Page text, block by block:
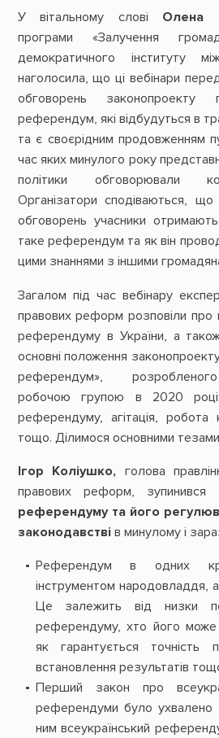
У вітальному слові Олена
програми «Залучення
демократичного інституту
наголосила, що ці вебінари
обговорень законопроекту
референдум, які відбудуться в
та є своєрідним продовженням
час яких минулого року
політики обговорювали
Організатори сподіваються,
обговорень учасники
таке референдум та як він
цими знаннями з іншими
Загалом під час вебінару
правових реформ розповіли про
референдуму в України, а
основні положення
референдум»,
робочою групою в 2020 році:
референдуму, агітація, робота
тощо. Ділимося основними тезами
Ігор Коліушко, голова
правових реформ,
референдуму та його
законодавствів минулому і
Референдум в одних
інструментом народовладдя,
Це залежить від низки
референдуму, хто його може
як гарантується точність
встановлення результатів
Перший закон про
референдуми було ухвалено
ним всеукраїнський